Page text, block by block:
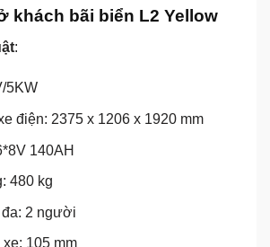
khách bãi biển L2 Yellow
:
5KW
điện: 2375 x 1206 x 1920 mm
140AH
480 kg
2 người
105 mm